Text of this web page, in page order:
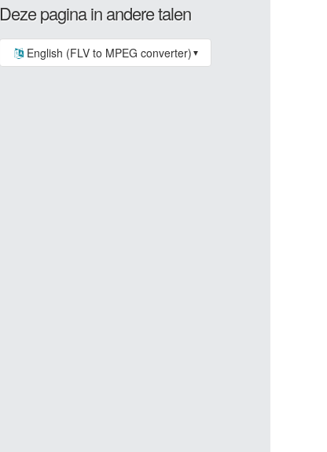
Deze pagina in andere talen
English (FLV to MPEG converter) ▼